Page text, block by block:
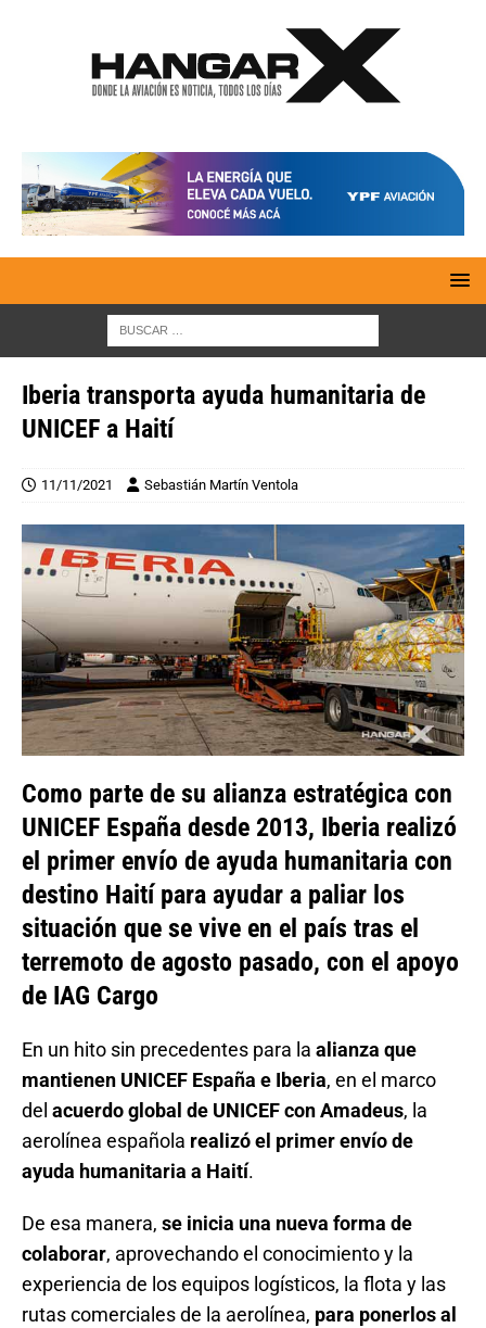
Iberia transporta ayuda humanitaria de
UNICEF a Haití
11/11/2021 Sebastián Martín Ventola
Como parte de su alianza estratégica con
UNICEF España desde 2013, Iberia realizó
el primer envío de ayuda humanitaria con
destino Haití para ayudar a paliar los
situación que se vive en el país tras el
terremoto de agosto pasado, con el apoyo
de IAG Cargo
En un hito sin precedentes para la alianza que
mantienen UNICEF España e Iberia, en el marco
del acuerdo global de UNICEF con Amadeus, la
aerolínea española realizó el primer envío de
ayuda humanitaria a Haití.
De esa manera, se inicia una nueva forma de
colaborar, aprovechando el conocimiento y la
experiencia de los equipos logísticos, la flota y las
rutas comerciales de la aerolínea, para ponerlos al